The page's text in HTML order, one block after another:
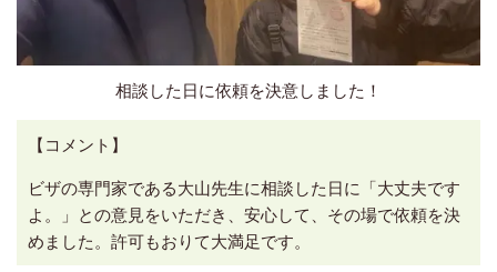
相談した日に依頼を決意しました！
【コメント】
ビザの専門家である大山先生に相談した日に「大丈夫です
よ。」との意見をいただき、安心して、その場で依頼を決
めました。許可もおりて大満足です。